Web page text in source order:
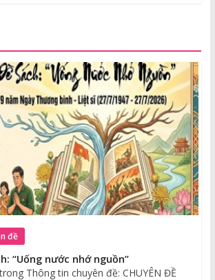
đề
“Uống nước nhớ nguồn”
Thông tin chuyên đề: CHUYÊN ĐỀ